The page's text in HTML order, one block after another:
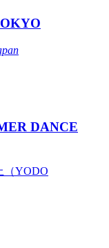
DANCE
（YODO